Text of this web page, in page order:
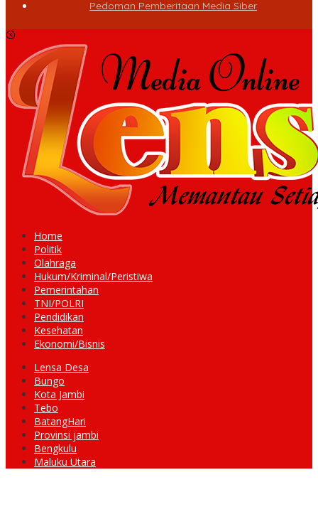
Pedoman Pemberitaan Media Siber
Home
Politik
Olahraga
Hukum/Kriminal/Peristiwa
Pemerintahan
TNI/POLRI
Pendidikan
Kesehatan
Ekonomi/Bisnis
Lensa Desa
Bungo
Kota Jambi
Tebo
BatangHari
Provinsi jambi
Bengkulu
Maluku Utara